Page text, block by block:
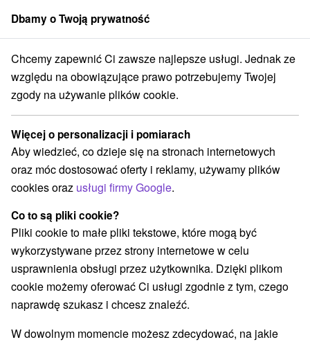
członek grupySorger
Slovensko Prešovský kraj Snina Park historyczny Snina
Park historyczny Snina
Wyświetl stronę internetową Przejdź do
+421 57 756 18 21 info@snina.sk
Facebook
Opinii Google
Sládkovičova
069 01 Snina
GPS:
N +48° 59' 4.41''
E +22° 8' 50.14''
Dbamy o Twoją prywatność
Chcemy zapewnić Ci zawsze najlepsze usługi. Jednak ze
względu na obowiązujące prawo potrzebujemy Twojej
zgody na używanie plików cookie.
Więcej o personalizacji i pomiarach
Aby wiedzieć, co dzieje się na stronach internetowych
oraz móc dostosować oferty i reklamy, używamy plików
cookies oraz usługi firmy Google.
Co to są pliki cookie?
Pliki cookie to małe pliki tekstowe, które mogą być
wykorzystywane przez strony internetowe w celu
usprawnienia obsługi przez użytkownika. Dzięki plikom
cookie możemy oferować Ci usługi zgodnie z tym, czego
naprawdę szukasz i chcesz znaleźć.
W dowolnym momencie możesz zdecydować, na jakie